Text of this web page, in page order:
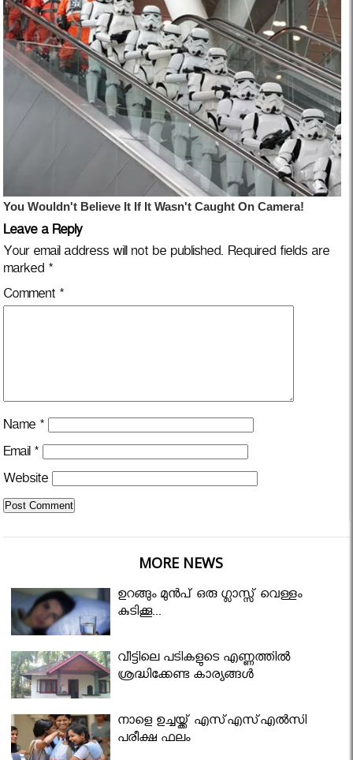
Leave a Reply
Your email address will not be published. Required fields are
marked *
Comment *
Name *
Email *
Website
MORE NEWS
ഉറങ്ങും മുന്‍പ് ഒരു ഗ്ലാസ്സ് വെള്ളം
കുടിക്കൂ...
വീട്ടിലെ പടികളുടെ എണ്ണത്തിൽ
ശ്രദ്ധിക്കേണ്ട കാര്യങ്ങൾ
നാളെ ഉച്ചയ്ക്ക് എസ്എസ്എല്‍സി
പരീക്ഷ ഫലം